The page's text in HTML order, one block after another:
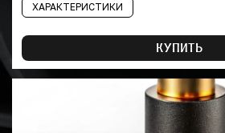
ХАРАКТЕРИСТИКИ
КУПИТЬ